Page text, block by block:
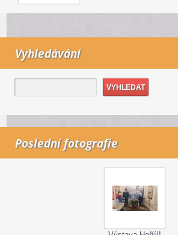
Vyhledávání
Poslední fotografie